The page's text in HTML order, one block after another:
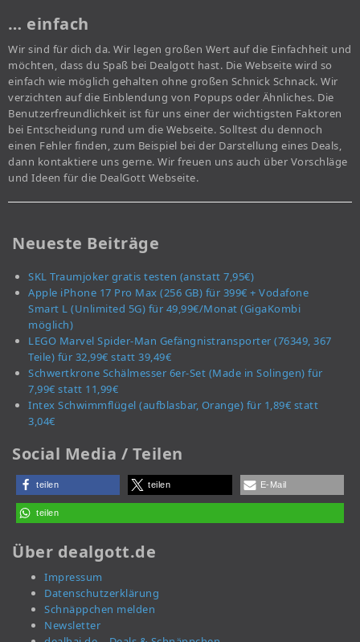
… einfach
Wir sind für dich da. Wir legen großen Wert auf die Einfachheit und
möchten, dass du Spaß bei Dealgott hast. Die Webseite wird so
einfach wie möglich gehalten ohne großen Schnick Schnack. Wir
verzichten auf die Einblendung von Popups oder Ähnliches. Die
Benutzerfreundlichkeit ist für uns einer der wichtigsten Faktoren
bei Entscheidung rund um die Webseite. Solltest du dennoch
einen Fehler finden, zum Beispiel bei der Darstellung eines Deals,
dann kontaktiere uns gerne. Wir freuen uns auch über Vorschläge
und Ideen für die DealGott Webseite.
Neueste Beiträge
SKL Traumjoker gratis testen (anstatt 7,95€)
Apple iPhone 17 Pro Max (256 GB) für 399€ + Vodafone
Smart L (Unlimited 5G) für 49,99€/Monat (GigaKombi
möglich)
LEGO Marvel Spider-Man Gefängnistransporter (76349, 367
Teile) für 32,99€ statt 39,49€
Schwertkrone Schälmesser 6er-Set (Made in Solingen) für
7,99€ statt 11,99€
Intex Schwimmflügel (aufblasbar, Orange) für 1,89€ statt
3,04€
Social Media / Teilen
teilen teilen E-Mail
teilen
Über dealgott.de
Impressum
Datenschutzerklärung
Schnäppchen melden
Newsletter